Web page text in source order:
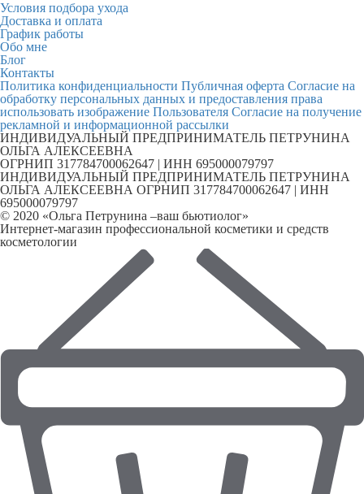
Условия подбора ухода
Доставка и оплата
График работы
Обо мне
Блог
Контакты
Политика конфиденциальности Публичная оферта Согласие на
обработку персональных данных и предоставления права
использовать изображение Пользователя Согласие на получение
рекламной и информационной рассылки
ИНДИВИДУАЛЬНЫЙ ПРЕДПРИНИМАТЕЛЬ ПЕТРУНИНА
ОЛЬГА АЛЕКСЕЕВНА
ОГРНИП 317784700062647 | ИНН 695000079797
ИНДИВИДУАЛЬНЫЙ ПРЕДПРИНИМАТЕЛЬ ПЕТРУНИНА
ОЛЬГА АЛЕКСЕЕВНА ОГРНИП 317784700062647 | ИНН
695000079797
© 2020 «Ольга Петрунина –ваш бьютиолог»
Интернет-магазин профессиональной косметики и средств
косметологии